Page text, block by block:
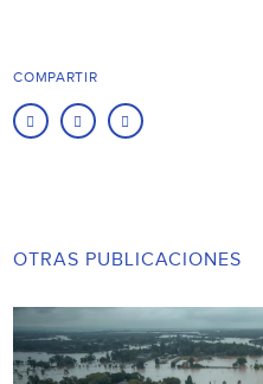
COMPARTIR
OTRAS PUBLICACIONES